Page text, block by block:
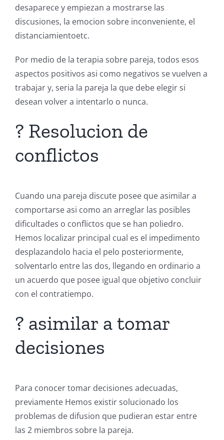
desaparece y empiezan a mostrarse las
discusiones, la emocion sobre inconveniente, el
distanciamientoetc.
Por medio de la terapia sobre pareja, todos esos
aspectos positivos asi como negativos se vuelven a
trabajar y, seria la pareja la que debe elegir si
desean volver a intentarlo o nunca.
? Resolucion de
conflictos
Cuando una pareja discute posee que asimilar a
comportarse asi como an arreglar las posibles
dificultades o conflictos que se han poliedro.
Hemos localizar principal cual es el impedimento
desplazandolo hacia el pelo posteriormente,
solventarlo entre las dos, llegando en ordinario a
un acuerdo que posee igual que objetivo concluir
con el contratiempo.
? asimilar a tomar
decisiones
Para conocer tomar decisiones adecuadas,
previamente Hemos existir solucionado los
problemas de difusion que pudieran estar entre
las 2 miembros sobre la pareja.